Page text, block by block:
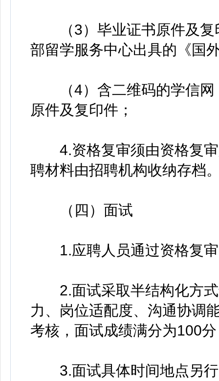
（3）毕业证书原件及复
部留学服务中心出具的《国
（4）含二维码的学信网
原件及复印件；
4.资格复审须由资格复审
聘材料由招聘机构收纳存档
（四）面试
1.应聘人员通过资格复审
2.面试采取半结构化方式
力、岗位适配度、沟通协调
考核，面试成绩满分为100
3.面试具体时间地点另行